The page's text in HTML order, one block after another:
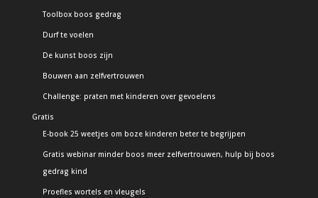
Toolbox boos gedrag
Durf te voelen
De kunst boos zijn
Bouwen aan zelfvertrouwen
Challenge: praten met kinderen over gevoelens
Gratis
E-book 25 weetjes om boze kinderen beter te begrijpen
Gratis webinar minder boos meer zelfvertrouwen, hulp bij boos
gedrag kind
Proefles wortels en vleugels